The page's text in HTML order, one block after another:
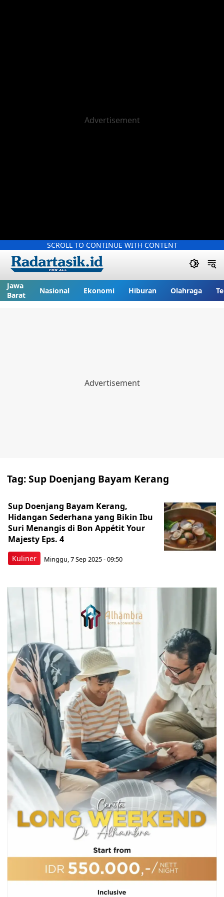
SCROLL TO CONTINUE WITH CONTENT
Jawa
Barat
Nasional Ekonomi Hiburan Olahraga
Tag:Sup Doenjang Bayam Kerang
Kuliner
Sup Doenjang Bayam Kerang,
Hidangan Sederhana yang Bikin Ibu
Suri Menangis di Bon Appétit Your
Majesty Eps. 4
Minggu, 7 Sep 2025 - 09:50